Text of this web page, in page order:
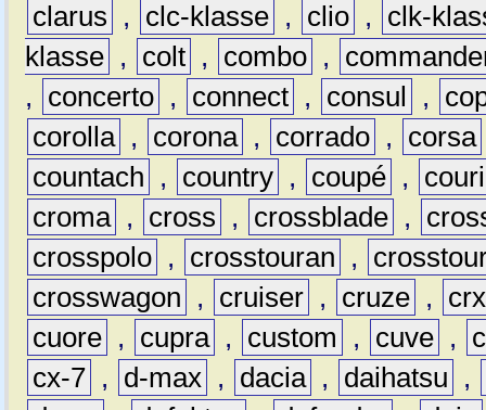
clarus
, clc-klasse , clio ,
clk-
klasse , colt , combo ,
,
concerto , connect , consul ,
corolla , corona , corrado , corsa
countach
, country , coupé ,
croma , cross , crossblade ,
crosspolo , crosstouran ,
crosswagon
, cruiser , cruze ,
crx
cuore , cupra , custom , cuve ,
cx-7 , d-max , dacia , daihatsu
,